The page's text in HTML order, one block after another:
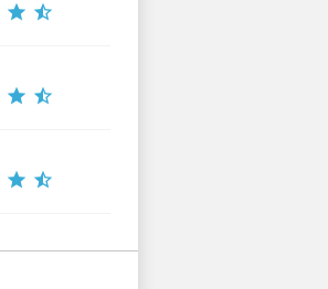
star star_half
star star_half
star star_half